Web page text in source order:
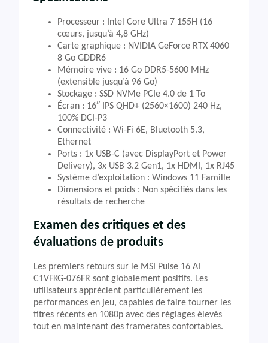
Processeur : Intel Core Ultra 7 155H (16
cœurs, jusqu’à 4,8 GHz)
Carte graphique : NVIDIA GeForce RTX 4060
8 Go GDDR6
Mémoire vive : 16 Go DDR5-5600 MHz
(extensible jusqu’à 96 Go)
Stockage : SSD NVMe PCIe 4.0 de 1 To
Écran : 16″ IPS QHD+ (2560×1600) 240 Hz,
100% DCI-P3
Connectivité : Wi-Fi 6E, Bluetooth 5.3,
Ethernet
Ports : 1x USB-C (avec DisplayPort et Power
Delivery), 3x USB 3.2 Gen1, 1x HDMI, 1x RJ45
Système d’exploitation : Windows 11 Famille
Dimensions et poids : Non spécifiés dans les
résultats de recherche
Examen des critiques et des
évaluations de produits
Les premiers retours sur le MSI Pulse 16 AI
C1VFKG-076FR sont globalement positifs. Les
utilisateurs apprécient particulièrement les
performances en jeu, capables de faire tourner les
titres récents en 1080p avec des réglages élevés
tout en maintenant des framerates confortables.